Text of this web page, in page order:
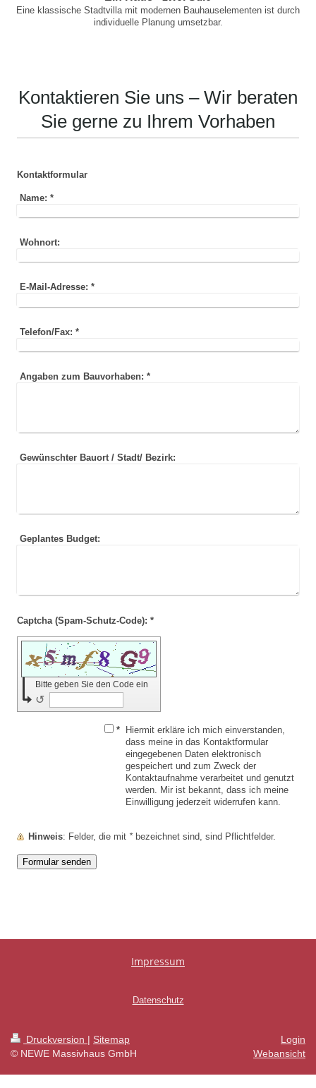
Eine klassische Stadtvilla mit modernen Bauhauselementen ist durch
individuelle Planung umsetzbar.
Kontaktieren Sie uns – Wir beraten
Sie gerne zu Ihrem Vorhaben
Kontaktformular
Name: *
Wohnort:
E-Mail-Adresse: *
Telefon/Fax: *
Angaben zum Bauvorhaben: *
Gewünschter Bauort / Stadt/ Bezirk:
Geplantes Budget:
Captcha (Spam-Schutz-Code): *
Bitte geben Sie den Code ein
↺
*
Hiermit erkläre ich mich einverstanden,
dass meine in das Kontaktformular
eingegebenen Daten elektronisch
gespeichert und zum Zweck der
Kontaktaufnahme verarbeitet und genutzt
werden. Mir ist bekannt, dass ich meine
Einwilligung jederzeit widerrufen kann.
Hinweis : Felder, die mit *bezeichnet sind, sind Pflichtfelder.
Impressum
Datenschutz
Druckversion | Sitemap
© NEWE Massivhaus GmbH
Login
Webansicht